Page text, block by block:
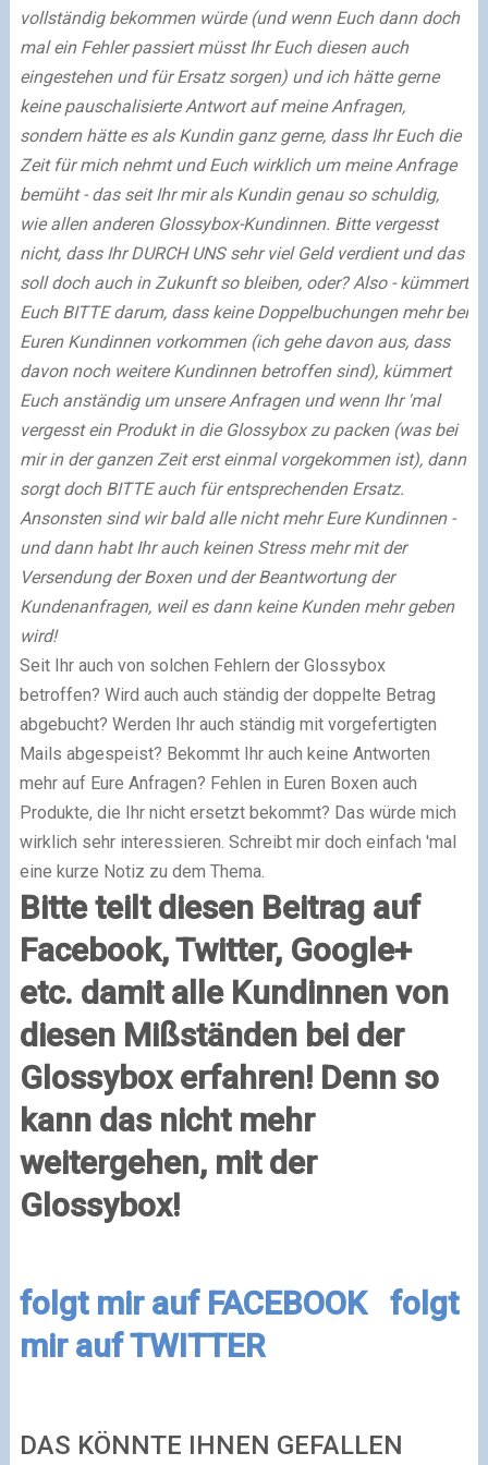
vollständig bekommen würde (und wenn Euch dann doch
mal ein Fehler passiert müsst Ihr Euch diesen auch
eingestehen und für Ersatz sorgen) und ich hätte gerne
keine pauschalisierte Antwort auf meine Anfragen,
sondern hätte es als Kundin ganz gerne, dass Ihr Euch die
Zeit für mich nehmt und Euch wirklich um meine Anfrage
bemüht - das seit Ihr mir als Kundin genau so schuldig,
wie allen anderen Glossybox-Kundinnen. Bitte vergesst
nicht, dass Ihr DURCH UNS sehr viel Geld verdient und das
soll doch auch in Zukunft so bleiben, oder? Also - kümmert
Euch BITTE darum, dass keine Doppelbuchungen mehr bei
Euren Kundinnen vorkommen (ich gehe davon aus, dass
davon noch weitere Kundinnen betroffen sind), kümmert
Euch anständig um unsere Anfragen und wenn Ihr 'mal
vergesst ein Produkt in die Glossybox zu packen (was bei
mir in der ganzen Zeit erst einmal vorgekommen ist), dann
sorgt doch BITTE auch für entsprechenden Ersatz.
Ansonsten sind wir bald alle nicht mehr Eure Kundinnen -
und dann habt Ihr auch keinen Stress mehr mit der
Versendung der Boxen und der Beantwortung der
Kundenanfragen, weil es dann keine Kunden mehr geben
wird!
Seit Ihr auch von solchen Fehlern der Glossybox
betroffen? Wird auch auch ständig der doppelte Betrag
abgebucht? Werden Ihr auch ständig mit vorgefertigten
Mails abgespeist? Bekommt Ihr auch keine Antworten
mehr auf Eure Anfragen? Fehlen in Euren Boxen auch
Produkte, die Ihr nicht ersetzt bekommt? Das würde mich
wirklich sehr interessieren. Schreibt mir doch einfach 'mal
eine kurze Notiz zu dem Thema.
Bitte teilt diesen Beitrag auf
Facebook, Twitter, Google+
etc. damit alle Kundinnen von
diesen Mißständen bei der
Glossybox erfahren! Denn so
kann das nicht mehr
weitergehen, mit der
Glossybox!
folgt mir auf FACEBOOK
folgt
mir auf TWITTER
DAS KÖNNTE IHNEN GEFALLEN